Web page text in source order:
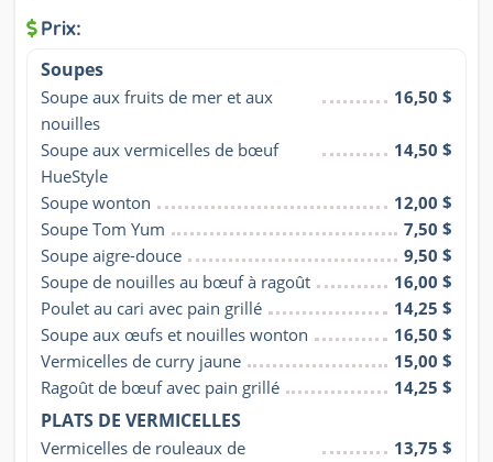
Prix:
Soupes
Soupe aux fruits de mer et aux
nouilles
16,50 $
Soupe aux vermicelles de bœuf
HueStyle
14,50 $
Soupe wonton
12,00 $
Soupe Tom Yum
7,50 $
Soupe aigre-douce
9,50 $
Soupe de nouilles au bœuf à ragoût
16,00 $
Poulet au cari avec pain grillé
14,25 $
Soupe aux œufs et nouilles wonton
16,50 $
Vermicelles de curry jaune
15,00 $
Ragoût de bœuf avec pain grillé
14,25 $
PLATS DE VERMICELLES
Vermicelles de rouleaux de
13,75 $